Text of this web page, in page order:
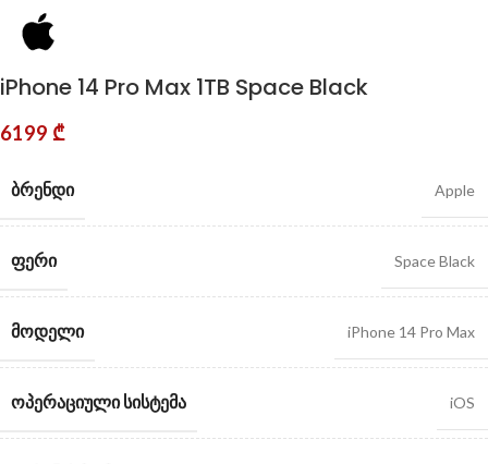
iPhone 14 Pro Max 1TB Space Black
6199 ₾
ᲑᲠᲔᲜᲓᲘ Apple
ᲤᲔᲠᲘ Space Black
ᲛᲝᲓᲔᲚᲘ iPhone 14 Pro Max
ᲝᲞᲔᲠᲐᲪᲘᲣᲚᲘ ᲡᲘᲡᲢᲔᲛᲐ iOS